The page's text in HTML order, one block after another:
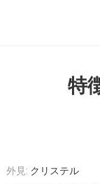
特
外見: クリステル